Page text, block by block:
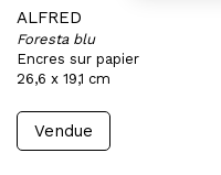
ALFRED
Foresta blu
Encres sur papier
26,6 x 19,1 cm
Vendue